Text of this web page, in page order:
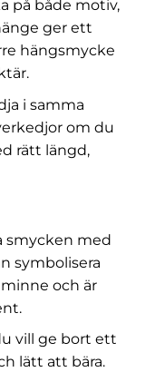
på både motiv,
ger ett
hängsmycke
i samma
om du
rätt längd,
smycken med
symbolisera
och är
vill ge bort ett
lätt att bära.